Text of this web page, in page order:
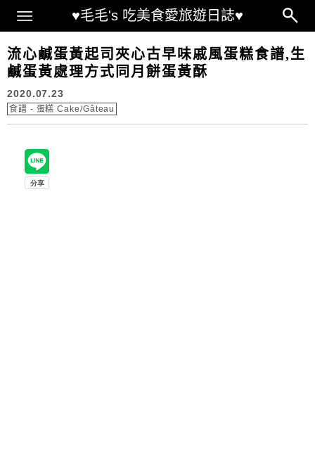
♥毛毛's 吃美食愛旅遊日誌♥
Main Menu
流心鹹蛋黃起司夾心古早味戚風蛋糕食譜,生
鹹蛋黃處理方式同月餅蛋黃酥
2020.07.23
食譜 - 蛋糕 Cake/Gâteau